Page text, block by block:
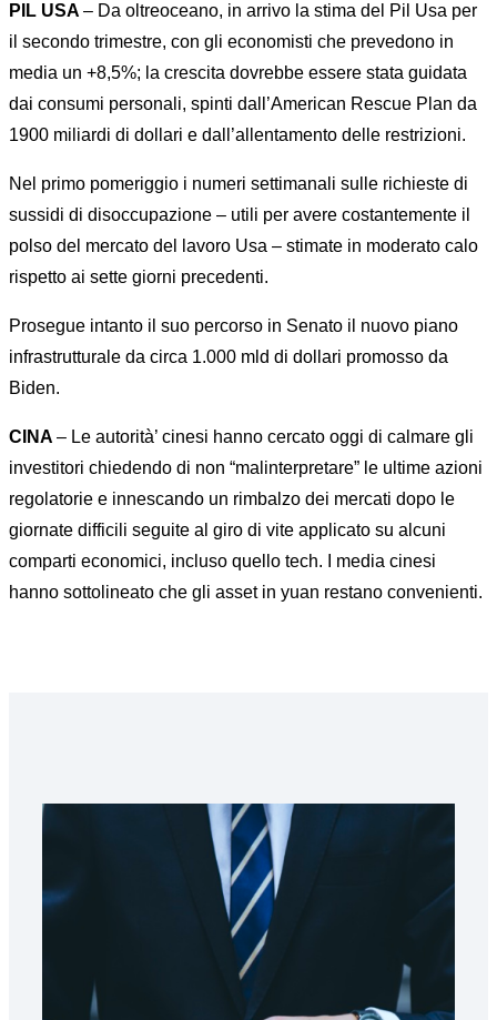
PIL USA – Da oltreoceano, in arrivo la stima del Pil Usa per
il secondo trimestre, con gli economisti che prevedono in
media un +8,5%; la crescita dovrebbe essere stata guidata
dai consumi personali, spinti dall’American Rescue Plan da
1900 miliardi di dollari e dall’allentamento delle restrizioni.
Nel primo pomeriggio i numeri settimanali sulle richieste di
sussidi di disoccupazione – utili per avere costantemente il
polso del mercato del lavoro Usa – stimate in moderato calo
rispetto ai sette giorni precedenti.
Prosegue intanto il suo percorso in Senato il nuovo piano
infrastrutturale da circa 1.000 mld di dollari promosso da
Biden.
CINA – Le autorità’ cinesi hanno cercato oggi di calmare gli
investitori chiedendo di non “malinterpretare” le ultime azioni
regolatorie e innescando un rimbalzo dei mercati dopo le
giornate difficili seguite al giro di vite applicato su alcuni
comparti economici, incluso quello tech. I media cinesi
hanno sottolineato che gli asset in yuan restano convenienti.